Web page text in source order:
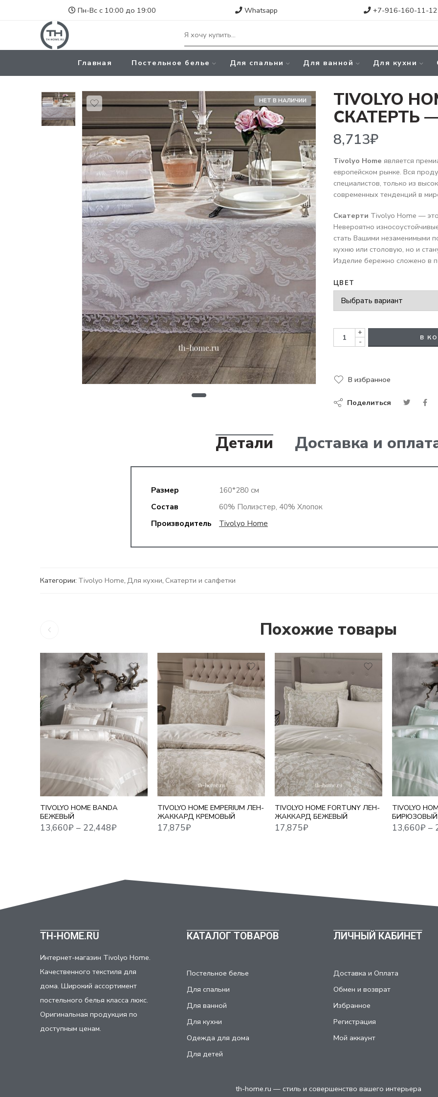
Пн-Вс с 10:00 до 19:00 Whatsapp +7-916-160-11-12
Главная Постельное белье Для спальни Для ванной Для кухни
НЕТ В НАЛИЧИИ TIVOLYO
СКАТЕРТЬ
8,713₽
Tivolyo Home является
европейском рынке. Вся
специалистов, только из
современных тенденций в
Скатерти Tivolyo Home —
Невероятно
стать Вашими незаменимыми
кухню или столовую, но и
Изделие бережно сложено в
ЦВЕТ
+
-
В
В избранное
Поделиться
Детали Доставка и
Размер
160*280 см
Состав
60% Полиэстер, 40% Хлопок
Производитель
Tivolyo Home
Категории: Tivolyo Home, Для кухни, Скатерти и салфетки
Похожие товары
TIVOLYO HOME BANDA
БЕЖЕВЫЙ
1,5 СПАЛЬНЫЙ
ЕВРО MAXI
СЕМЕЙНЫЙ
TIVOLYO HOME EMPERIUM ЛЕН-
ЖАККАРД КРЕМОВЫЙ
17,875₽
TIVOLYO HOME FORTUNY ЛЕН-
ЖАККАРД БЕЖЕВЫЙ
17,875₽
TIVOLYO
БИРЮЗОВЫЙ
13,660
1,5
ЕВРО MAXI
СЕМЕЙНЫЙ
TH-HOME.RU
Интернет-магазин Tivolyo Home.
Качественного текстиля для
дома. Широкий ассортимент
постельного белья класса люкс.
Оригинальная продукция по
доступным ценам.
КАТАЛОГ ТОВАРОВ
Постельное белье
Для спальни
Для ванной
Для кухни
Одежда для дома
Для детей
ЛИЧНЫЙ КАБИНЕТ
Доставка и Оплата
Обмен и возврат
Избранное
Регистрация
Мой аккаунт
th-home.ru — стиль и совершенство вашего интерьера